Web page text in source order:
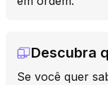
Descubra
Se você quer